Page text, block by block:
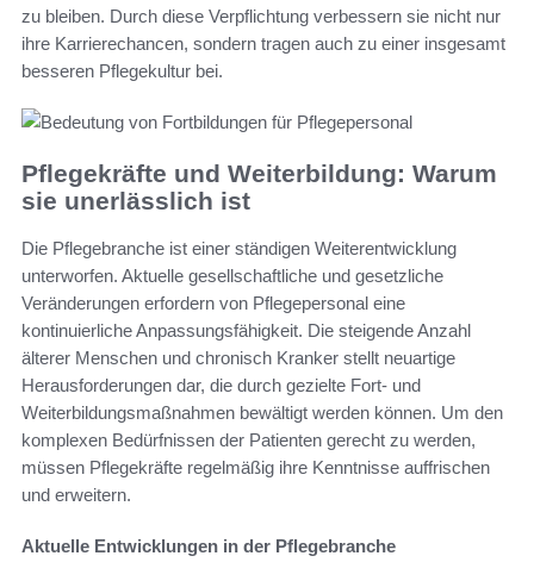
zu bleiben. Durch diese Verpflichtung verbessern sie nicht nur
ihre Karrierechancen, sondern tragen auch zu einer insgesamt
besseren Pflegekultur bei.
Pflegekräfte und Weiterbildung: Warum
sie unerlässlich ist
Die Pflegebranche ist einer ständigen Weiterentwicklung
unterworfen. Aktuelle gesellschaftliche und gesetzliche
Veränderungen erfordern von Pflegepersonal eine
kontinuierliche Anpassungsfähigkeit. Die steigende Anzahl
älterer Menschen und chronisch Kranker stellt neuartige
Herausforderungen dar, die durch gezielte Fort- und
Weiterbildungsmaßnahmen bewältigt werden können. Um den
komplexen Bedürfnissen der Patienten gerecht zu werden,
müssen Pflegekräfte regelmäßig ihre Kenntnisse auffrischen
und erweitern.
Aktuelle Entwicklungen in der Pflegebranche